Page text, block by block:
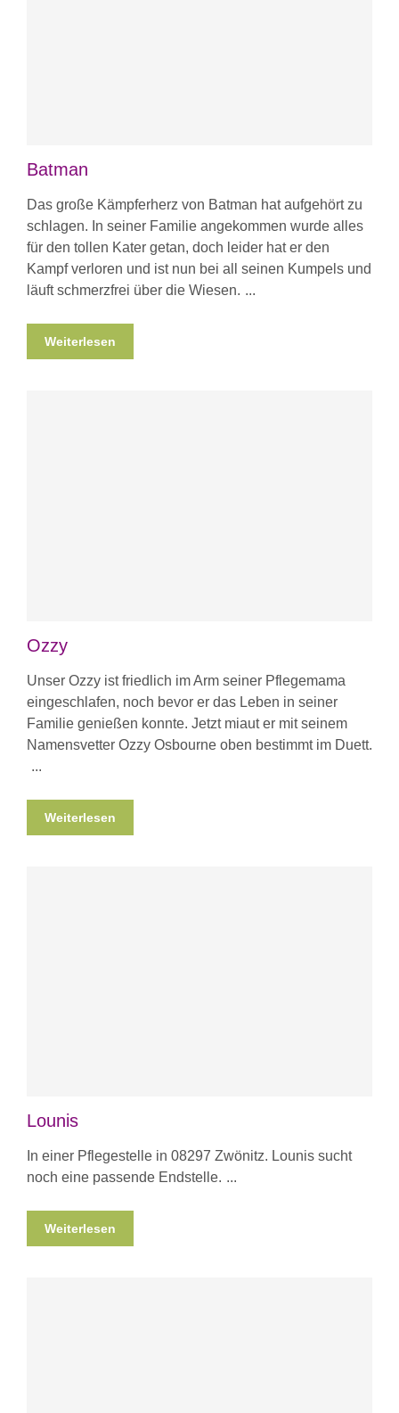
Batman
Das große Kämpferherz von Batman hat aufgehört zu
schlagen. In seiner Familie angekommen wurde alles
für den tollen Kater getan, doch leider hat er den
Kampf verloren und ist nun bei all seinen Kumpels und
läuft schmerzfrei über die Wiesen.
Weiterlesen
Ozzy
Unser Ozzy ist friedlich im Arm seiner Pflegemama
eingeschlafen, noch bevor er das Leben in seiner
Familie genießen konnte. Jetzt miaut er mit seinem
Namensvetter Ozzy Osbourne oben bestimmt im Duett.
Weiterlesen
Lounis
In einer Pflegestelle in 08297 Zwönitz. Lounis sucht
noch eine passende Endstelle.
Weiterlesen